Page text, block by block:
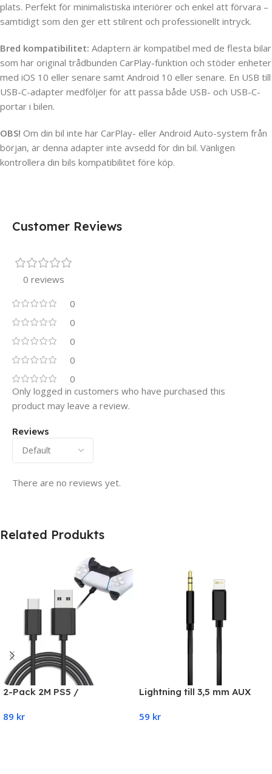
plats. Perfekt för minimalistiska interiörer och enkel att förvara –
samtidigt som den ger ett stilrent och professionellt intryck.
Bred kompatibilitet: Adaptern är kompatibel med de flesta bilar
som har original trådbunden CarPlay-funktion och stöder enheter
med iOS 10 eller senare samt Android 10 eller senare. En USB till
USB-C-adapter medföljer för att passa både USB- och USB-C-
portar i bilen.
OBS! Om din bil inte har CarPlay- eller Android Auto-system från
början, är denna adapter inte avsedd för din bil. Vänligen
kontrollera din bils kompatibilitet före köp.
Customer Reviews
0 reviews
0
0
0
0
0
Reviews
There are no reviews yet.
Only logged in customers who have purchased this
product may leave a review.
Related Produkts
2-Pack 2M PS5 /
handkontroll
89 kr
Lightning till 3,5 mm AUX
iPhone
59 kr